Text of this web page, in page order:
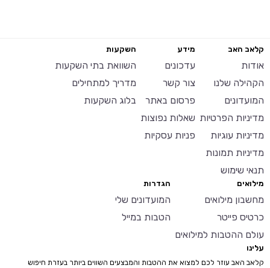
קלאב האב
אודות
הקהילה שלנו
המועדונים
מדיניות הפרטיות
מדיניות עוגיות
מדיניות תמונות
תנאי שימוש
מידע
עדכונים
צור קשר
פרסום באתר
שאלות נפוצות
פניות עסקיות
השקעות
השוואת בתי השקעות
מדריך למתחילים
בלוג השקעות
מילואים
מחשבון מילואים
כרטיס פייטר
עולם ההטבות למילואים
הגדרות
המועדונים שלי
הטבות במייל
עלינו
קלאב האב עוזר לכם למצוא את ההטבות והמבצעים השווים ביותר בעזרת חיפוש